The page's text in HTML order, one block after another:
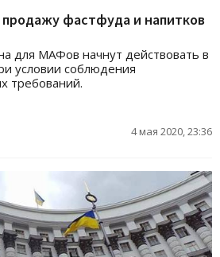
фастфуда и напитков
для МАФов начнут действовать в
условии соблюдения
требований.
4 мая 2020, 23:36